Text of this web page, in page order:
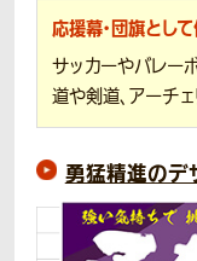
応援幕・団旗とし
サッカーやバレー
道や剣道、アーチ
勇猛精進のデ